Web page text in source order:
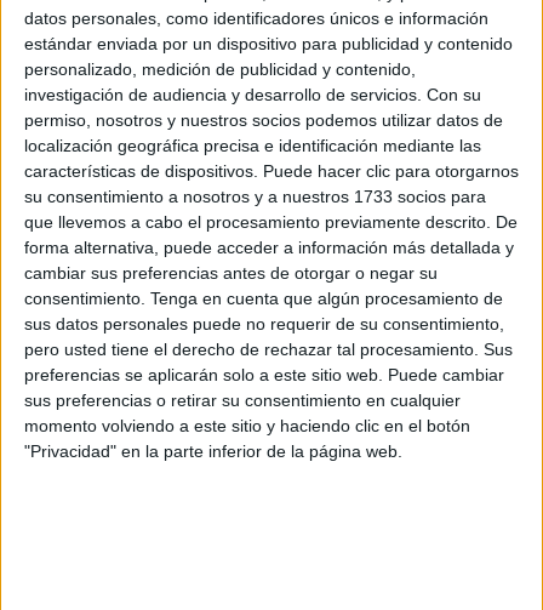
datos personales, como identificadores únicos e información
estándar enviada por un dispositivo para publicidad y contenido
personalizado, medición de publicidad y contenido,
investigación de audiencia y desarrollo de servicios. Con su
permiso, nosotros y nuestros socios podemos utilizar datos de
localización geográfica precisa e identificación mediante las
características de dispositivos. Puede hacer clic para otorgarnos
su consentimiento a nosotros y a nuestros 1733 socios para
que llevemos a cabo el procesamiento previamente descrito. De
forma alternativa, puede acceder a información más detallada y
cambiar sus preferencias antes de otorgar o negar su
consentimiento. Tenga en cuenta que algún procesamiento de
sus datos personales puede no requerir de su consentimiento,
pero usted tiene el derecho de rechazar tal procesamiento. Sus
preferencias se aplicarán solo a este sitio web. Puede cambiar
sus preferencias o retirar su consentimiento en cualquier
momento volviendo a este sitio y haciendo clic en el botón
"Privacidad" en la parte inferior de la página web.
POR DIEGO NARANJO 06/08/2026 0
Marlaska contra las cuerdas tras dejar en
evidencia al CNI e Información
POR CARMEN ECHARRI 06/08/2026 6
El delegado del Gobierno denuncia amenazas
en redes sociales en plena crisis en Ceuta
POR CARMEN ECHARRI 06/08/2026 42
Pérez Triano admite que la solución “no va a
ser rápida ni sencilla”
POR ISABEL JIMÉNEZ 05/08/2026 7
Más personal forense, fiscales y abogados
para responder a la entrada masiva de
inmigrantes en Ceuta
POR DIEGO NARANJO 05/08/2026